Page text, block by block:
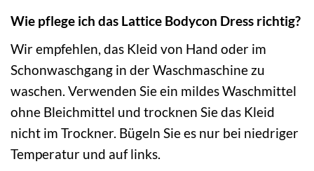
Wie pflege ich das Lattice Bodycon Dress richtig?
Wir empfehlen, das Kleid von Hand oder im
Schonwaschgang in der Waschmaschine zu
waschen. Verwenden Sie ein mildes Waschmittel
ohne Bleichmittel und trocknen Sie das Kleid
nicht im Trockner. Bügeln Sie es nur bei niedriger
Temperatur und auf links.